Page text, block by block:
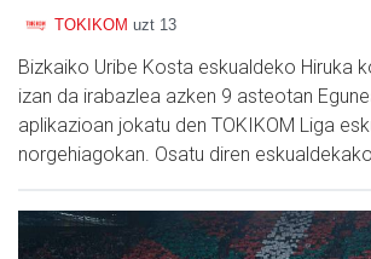
TOKIKOM uzt 13
Bizkaiko Uribe Kosta eskualdeko Hiruka
izan da irabazlea azken 9 asteotan
aplikazioan jokatu den TOKIKOM Liga
norgehiagokan. Osatu diren